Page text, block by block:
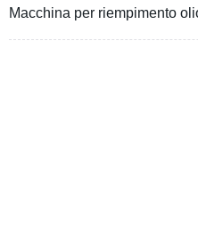
Macchina per riempimento